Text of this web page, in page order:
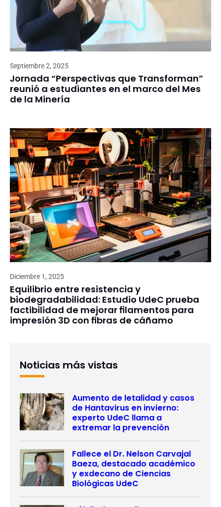
Septiembre 2, 2025
Jornada “Perspectivas que Transforman”
reunió a estudiantes en el marco del Mes
de la Minería
Diciembre 1, 2025
Equilibrio entre resistencia y
biodegradabilidad: Estudio UdeC prueba
factibilidad de mejorar filamentos para
impresión 3D con fibras de cáñamo
Noticias más vistas
Aumento de letalidad y casos
de Hantavirus en invierno:
experto UdeC llama a
extremar la prevención
Fallece el Dr. Nelson Carvajal
Baeza, destacado académico
y exdecano de Ciencias
Biológicas UdeC